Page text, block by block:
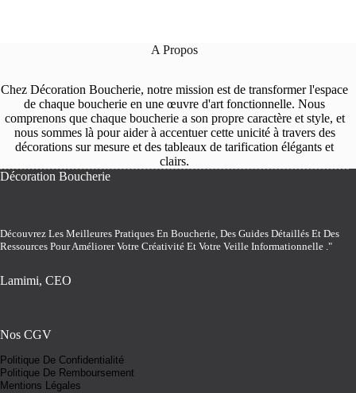
A Propos
Chez Décoration Boucherie, notre mission est de transformer l'espace
de chaque boucherie en une œuvre d'art fonctionnelle. Nous
comprenons que chaque boucherie a son propre caractère et style, et
nous sommes là pour aider à accentuer cette unicité à travers des
décorations sur mesure et des tableaux de tarification élégants et
clairs.
Décoration Boucherie
Découvrez Les Meilleures Pratiques En Boucherie, Des Guides Détaillés Et Des
Ressources Pour Améliorer Votre Créativité Et Votre Veille Informationnelle ."
Lamimi, CEO
Nos CGV
Politique De Confidentialité
Politique De Remboursement
Mentions Légales